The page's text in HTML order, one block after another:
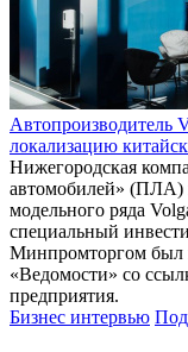
Автопроизводитель
локализацию
Нижегородская
автомобилей» (ПЛА)
модельного ряда
специальный
Минпромторгом был
«Ведомости» со
предприятия.
Бизнес интервью